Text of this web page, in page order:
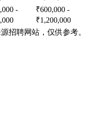
-
₹600,000 -
₹1,200,000
招聘网站，仅供参考。